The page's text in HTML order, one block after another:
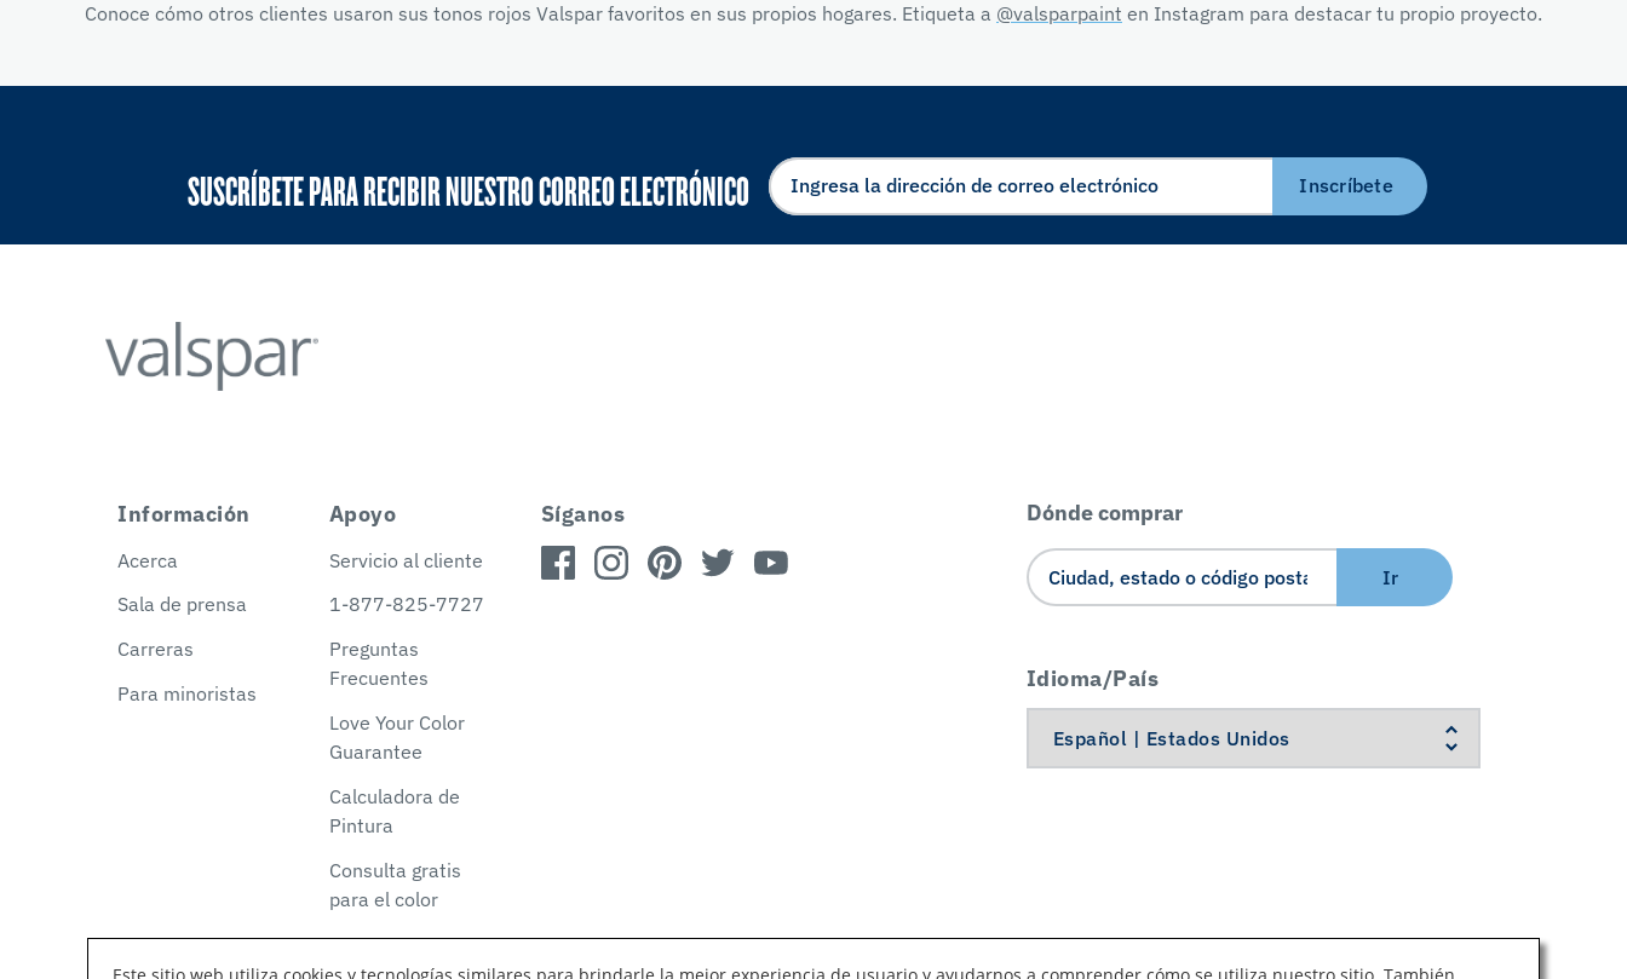
Conoce cómo otros clientes usaron sus tonos rojos Valspar favoritos en sus propios hogares. Etiqueta a @valsparpaint en Instagram para destacar tu propio proyecto.
SUSCRÍBETE PARA RECIBIR NUESTRO CORREO ELECTRÓNICO Inscríbete
Información
Acerca
Sala de prensa
Carreras
Para minoristas
Apoyo
Servicio al cliente
1-877-825-7727
Preguntas
Frecuentes
Love Your Color
Guarantee
Calculadora de
Pintura
Consulta gratis
para el color
Síganos Dónde comprar
Ir
Idioma/País